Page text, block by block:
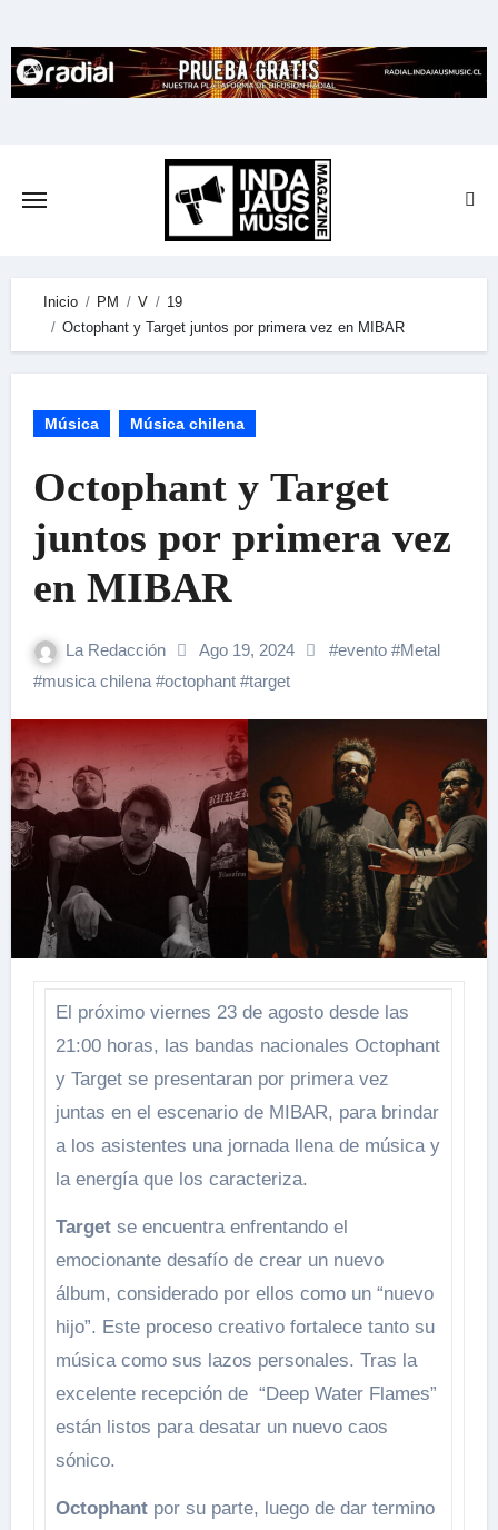
to
content
Inicio PM V
19
Octophant y Target juntos por primera vez en MIBAR
Música Música chilena
Octophant y Target
juntos por primera vez
en MIBAR
La Redacción Ago 19, 2024 #evento#Metal
#musica chilena#octophant#target
El próximo viernes 23 de agosto desde las
21:00 horas, las bandas nacionales Octophant
y Target se presentaran por primera vez
juntas en el escenario de MIBAR, para brindar
a los asistentes una jornada llena de música y
la energía que los caracteriza.
Target se encuentra enfrentando el
emocionante desafío de crear un nuevo
álbum, considerado por ellos como un “nuevo
hijo”. Este proceso creativo fortalece tanto su
música como sus lazos personales. Tras la
excelente recepción de “Deep Water Flames”
están listos para desatar un nuevo caos
sónico.
Octophantpor su parte, luego de dar termino